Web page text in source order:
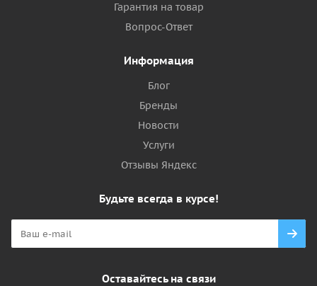
Гарантия на товар
Вопрос-Ответ
Информация
Блог
Бренды
Новости
Услуги
Отзывы Яндекс
Будьте всегда в курсе!
Оставайтесь на связи